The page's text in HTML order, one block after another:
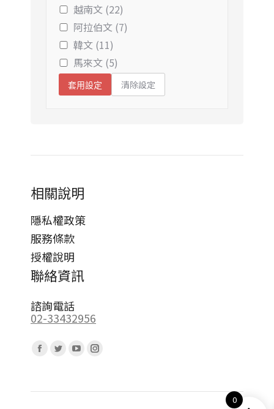
越南文 (22)
阿拉伯文 (7)
韓文 (11)
馬來文 (5)
套用設定 清除設定
相關說明
隱私權政策
服務條款
授權說明
聯絡資訊
諮詢電話
02-33432956
Facebook
opens
Twitter
opens
YouTube
opens
Instagram
opens
0